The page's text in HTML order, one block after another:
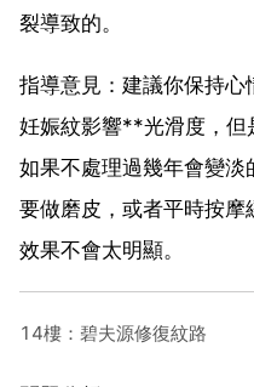
裂導致的。
指導意見：建議你保持
妊娠紋影響**光滑度，但
如果不處理過幾年會變
要做磨皮，或者平時按摩
效果不會太明顯。
14樓：碧夫源修復紋路